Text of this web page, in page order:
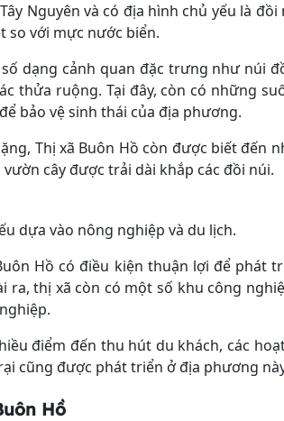
Nguyên và có địa hình chủ yếu là
so với mực nước biển.
dạng cảnh quan đặc trưng như núi
thửa ruộng. Tại đây, còn có những
bảo vệ sinh thái của địa phương.
Thị xã Buôn Hồ còn được biết đến
cây được trải dài khắp các đồi núi.
dựa vào nông nghiệp và du lịch.
Hồ có điều kiện thuận lợi để phát
ra, thị xã còn có một số khu công
điểm đến thu hút du khách, các
cũng được phát triển ở địa phương
Hồ